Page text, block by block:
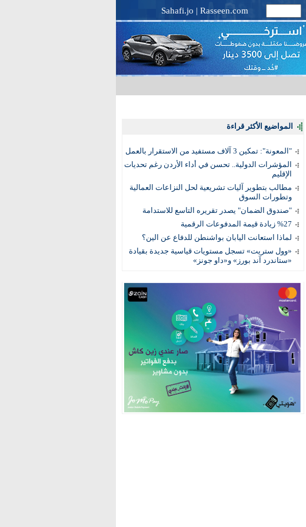
Sahafi.jo | Rasseen.com
المواضيع الأكثر قراءة
"المعونة": تمكين 3 آلاف مستفيد من الاستقرار بالعمل
المؤشرات الدولية.. تحسن في أداء الأردن رغم تحديات
الإقليم
مطالب بتطوير آليات تشريعية لحل النزاعات العمالية
وتطورات السوق
"صندوق الضمان" يصدر تقريره التاسع للاستدامة
%27 زيادة قيمة المدفوعات الرقمية
لماذا استعانت اليابان بواشنطن للدفاع عن الين؟
«وول ستريت» تسجل مستويات قياسية جديدة بقيادة
«ستاندرد آند بورز» و«داو جونز»